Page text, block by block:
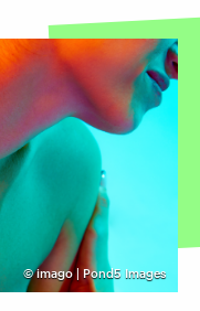
©imago | Pond5 Images